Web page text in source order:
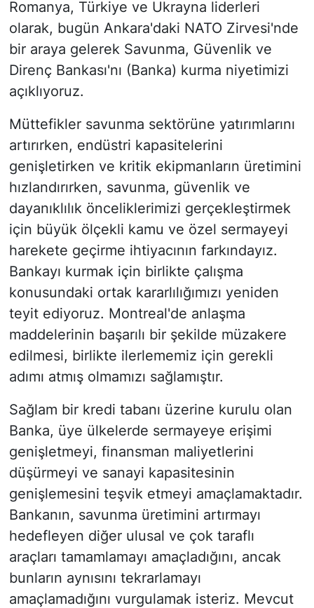
Romanya, Türkiye ve Ukrayna liderleri
olarak, bugün Ankara'daki NATO Zirvesi'nde
bir araya gelerek Savunma, Güvenlik ve
Direnç Bankası'nı (Banka) kurma niyetimizi
açıklıyoruz.
Müttefikler savunma sektörüne yatırımlarını
artırırken, endüstri kapasitelerini
genişletirken ve kritik ekipmanların üretimini
hızlandırırken, savunma, güvenlik ve
dayanıklılık önceliklerimizi gerçekleştirmek
için büyük ölçekli kamu ve özel sermayeyi
harekete geçirme ihtiyacının farkındayız.
Bankayı kurmak için birlikte çalışma
konusundaki ortak kararlılığımızı yeniden
teyit ediyoruz. Montreal'de anlaşma
maddelerinin başarılı bir şekilde müzakere
edilmesi, birlikte ilerlememiz için gerekli
adımı atmış olmamızı sağlamıştır.
Sağlam bir kredi tabanı üzerine kurulu olan
Banka, üye ülkelerde sermayeye erişimi
genişletmeyi, finansman maliyetlerini
düşürmeyi ve sanayi kapasitesinin
genişlemesini teşvik etmeyi amaçlamaktadır.
Bankanın, savunma üretimini artırmayı
hedefleyen diğer ulusal ve çok taraflı
araçları tamamlamayı amaçladığını, ancak
bunların aynısını tekrarlamayı
amaçlamadığını vurgulamak isteriz. Mevcut